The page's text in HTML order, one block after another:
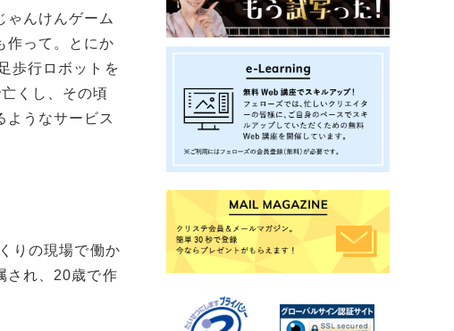
ゃんけんゲーム
作って。とにか
歩行ロボットを
くし、その頃
ようなサービス
りの現場で働か
され、20歳で作